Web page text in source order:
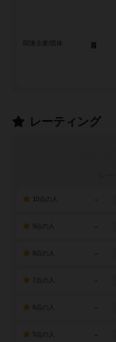
レーティング
-
-
-
7点の人 -
-
-